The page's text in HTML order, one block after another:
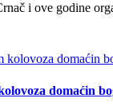
i ove godine
domaćin